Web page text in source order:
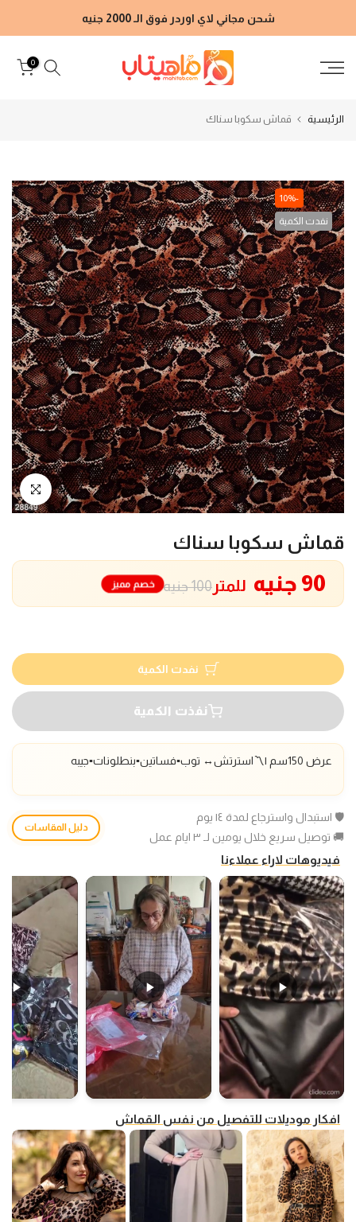
إلى
شحن مجاني لاي اوردر فوق الـ 2000 جنيه
0
الرئيسية قماش سكوبا سناك
-10%
نفدت الكمية
انقر للتكبير
قماش سكوبا سناك
100 جنيه 90 جنيه للمتر خصم مميز
نفدت الكمية
نفذت الكمية
عرض 150سم |〽️استرتش ↔️ توب▪️فساتين▪️بنطلونات▪️جيبه
🛡️ استبدال واسترجاع لمدة ١٤ يوم
🚚 توصيل سريع خلال يومين لـ ٣ ايام عمل
دليل المقاسات
فيديوهات لاراء عملاءنا
افكار موديلات للتفصيل من نفس القماش